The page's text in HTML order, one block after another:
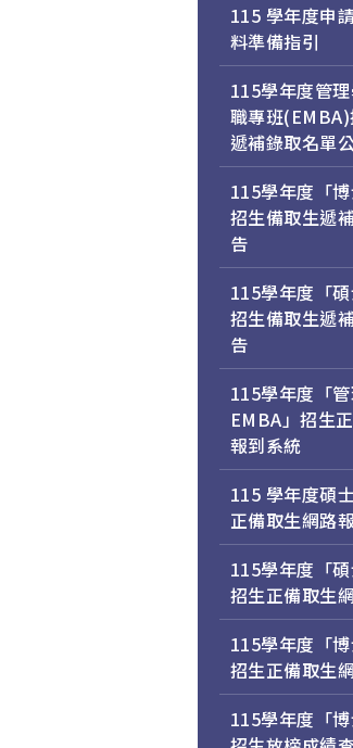
115 學年度申
料準備指引
115學年度管
職專班
遞補錄取名單
115學年度「博
招生備取生遞
告
115學年度「碩
招生備取生遞
告
115學年度「
EMBA」招生
報到系統
115 學年度碩
正備取生網路
115學年度「碩
招生正備取生
115學年度「博
招生正備取生
115學年度「博